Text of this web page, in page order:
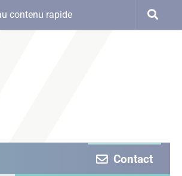
contenu rapide
Contact